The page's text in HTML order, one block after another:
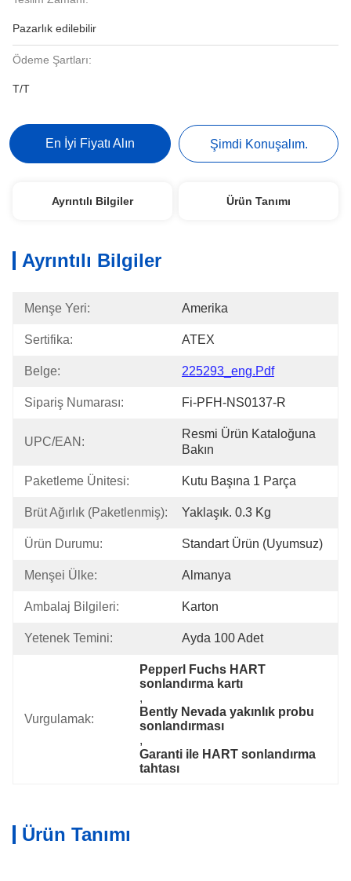
Pazarlık edilebilir
Ödeme Şartları:
T/T
En İyi Fiyatı Alın Şimdi Konuşalım.
Ayrıntılı Bilgiler Ürün Tanımı
Ayrıntılı Bilgiler
Menşe Yeri: Amerika
Sertifika: ATEX
Belge: 225293_eng.pdf
Sipariş Numarası: Fi-PFH-NS0137-R
UPC/EAN:
Resmi Ürün Kataloğuna
Bakın
Paketleme Ünitesi: Kutu Başına 1 Parça
Brüt Ağırlık (paketlenmiş): Yaklaşık. 0.3 Kg
Ürün Durumu: Standart Ürün (Uyumsuz)
Menşei Ülke: Almanya
Ambalaj Bilgileri: Karton
Yetenek Temini: Ayda 100 Adet
Vurgulamak:
Pepperl Fuchs HART
sonlandırma kartı
,
Bently Nevada yakınlık probu
sonlandırması
,
Garanti ile HART sonlandırma
tahtası
Ürün Tanımı